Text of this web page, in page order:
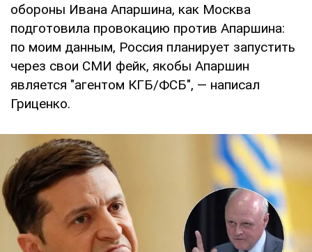
обороны Ивана Апаршина, как Москва
подготовила провокацию против Апаршина:
по моим данным, Россия планирует запустить
через свои СМИ фейк, якобы Апаршин
является "агентом КГБ/ФСБ", — написал
Гриценко.